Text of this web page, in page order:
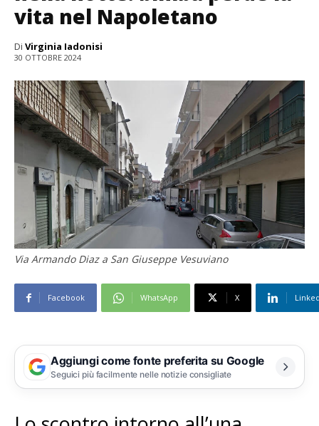
vita nel Napoletano
Di Virginia Iadonisi
30 OTTOBRE 2024
Via Armando Diaz a San Giuseppe Vesuviano
Facebook WhatsApp X
Aggiungi come fonte preferita su Google
Seguici più facilmente nelle notizie consigliate